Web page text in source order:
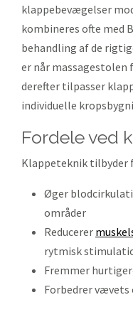
klappebevægelser
kombineres ofte med
behandling af de
er når massagestolen
derefter tilpasser
individuelle
fordele ved
Klappeteknik tilbyder
Øger
områder
Reducerer
rytmisk
Fremmer
Forbedrer